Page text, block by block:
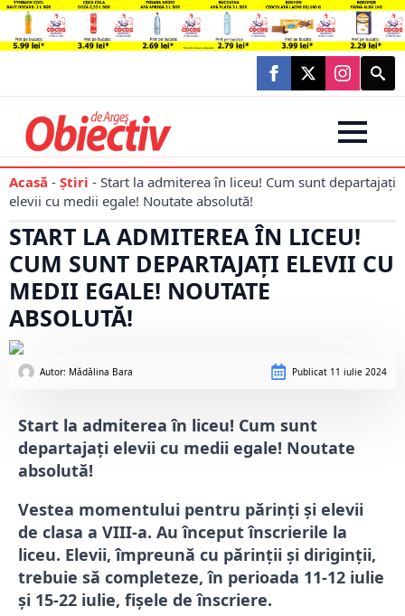
Search
for:
Acasă - Știri - Start la admiterea în liceu! Cum sunt departajați
elevii cu medii egale! Noutate absolută!
START LA ADMITEREA ÎN LICEU!
CUM SUNT DEPARTAJAȚI ELEVII CU
MEDII EGALE! NOUTATE
ABSOLUTĂ!
Autor: Mădălina Bara Publicat 11 iulie 2024
Start la admiterea în liceu! Cum sunt
departajați elevii cu medii egale! Noutate
absolută!
Vestea momentului pentru părinți și elevii
de clasa a VIII-a. Au început înscrierile la
liceu. Elevii, împreună cu părinții și diriginții,
trebuie să completeze, în perioada 11-12 iulie
și 15-22 iulie, fișele de înscriere.